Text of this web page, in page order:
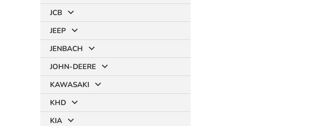
JCB
JEEP
JENBACH
JOHN-DEERE
KAWASAKI
KHD
KIA